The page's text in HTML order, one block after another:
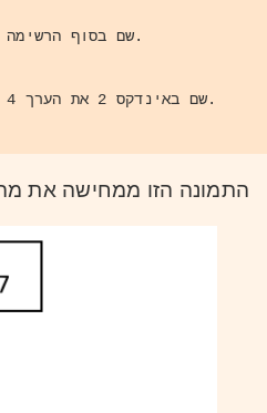
# שם בסוף הרשימה 5.
# שם באינדקס 2 את הערך 4.
התמונה הזו ממחישה את